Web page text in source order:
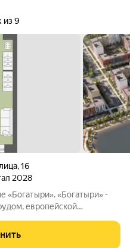
из 9
,16
2028
«Богатыри». «Богатыри» -
европейской
расположение - 500